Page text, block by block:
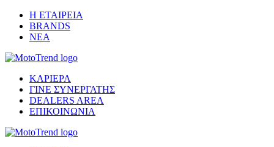
Η ΕΤΑΙΡΕΙΑ
BRANDS
ΝΕΑ
ΚΑΡΙΕΡΑ
ΓΙΝΕ ΣΥΝΕΡΓΑΤΗΣ
DEALERS AREA
ΕΠΙΚΟΙΝΩΝΙΑ